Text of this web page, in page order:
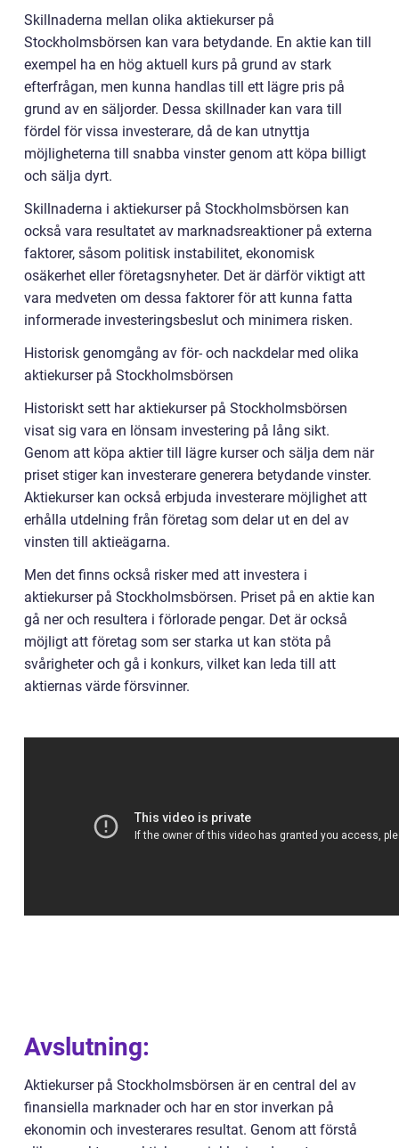
Skillnaderna mellan olika aktiekurser på
Stockholmsbörsen kan vara betydande. En aktie kan till
exempel ha en hög aktuell kurs på grund av stark
efterfrågan, men kunna handlas till ett lägre pris på
grund av en säljorder. Dessa skillnader kan vara till
fördel för vissa investerare, då de kan utnyttja
möjligheterna till snabba vinster genom att köpa billigt
och sälja dyrt.
Skillnaderna i aktiekurser på Stockholmsbörsen kan
också vara resultatet av marknadsreaktioner på externa
faktorer, såsom politisk instabilitet, ekonomisk
osäkerhet eller företagsnyheter. Det är därför viktigt att
vara medveten om dessa faktorer för att kunna fatta
informerade investeringsbeslut och minimera risken.
Historisk genomgång av för- och nackdelar med olika
aktiekurser på Stockholmsbörsen
Historiskt sett har aktiekurser på Stockholmsbörsen
visat sig vara en lönsam investering på lång sikt.
Genom att köpa aktier till lägre kurser och sälja dem när
priset stiger kan investerare generera betydande vinster.
Aktiekurser kan också erbjuda investerare möjlighet att
erhålla utdelning från företag som delar ut en del av
vinsten till aktieägarna.
Men det finns också risker med att investera i
aktiekurser på Stockholmsbörsen. Priset på en aktie kan
gå ner och resultera i förlorade pengar. Det är också
möjligt att företag som ser starka ut kan stöta på
svårigheter och gå i konkurs, vilket kan leda till att
aktiernas värde försvinner.
Avslutning:
Aktiekurser på Stockholmsbörsen är en central del av
finansiella marknader och har en stor inverkan på
ekonomin och investerares resultat. Genom att förstå